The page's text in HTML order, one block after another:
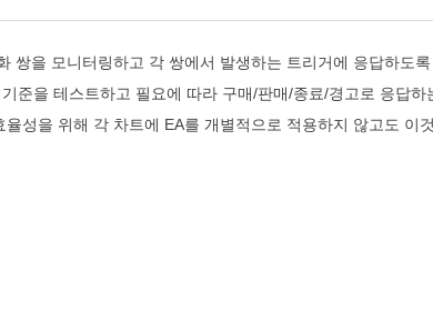
쌍을 모니터링하고 각 쌍에서 발생하는 트리거에 응답하도
준을 테스트하고 필요에 따라 구매/판매/종료/경고로 응답하
성을 위해 각 차트에 EA를 개별적으로 적용하지 않고도